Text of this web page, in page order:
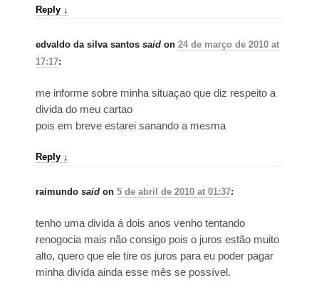
Reply ↓
edvaldo da silva santos said on 24 de março de 2010 at
17:17:
me informe sobre minha situaçao que diz respeito a
divida do meu cartao
pois em breve estarei sanando a mesma
Reply ↓
raimundo said on 5 de abril de 2010 at 01:37:
tenho uma divida á dois anos venho tentando
renogocia mais não consigo pois o juros estão muito
alto, quero que ele tire os juros para eu poder pagar
minha divída ainda esse mês se possível.